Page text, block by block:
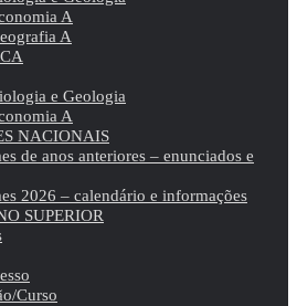
A
A
e Geologia
A
NACIONAIS
de anos anteriores – enunciados e
2026 – calendário e informações
SUPERIOR
Curso